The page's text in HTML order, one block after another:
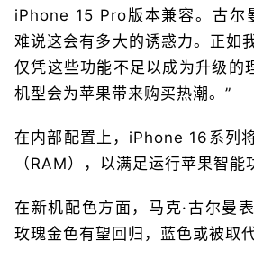
iPhone 15 Pro版本兼容。古尔
难说这会有多大的诱惑力。正如
仅凭这些功能不足以成为升级的
机型会为苹果带来购买热潮。”
在内部配置上，iPhone 16系列
（RAM），以满足运行苹果智能
在新机配色方面，马克·古尔曼
玫瑰金色有望回归，蓝色或被取代